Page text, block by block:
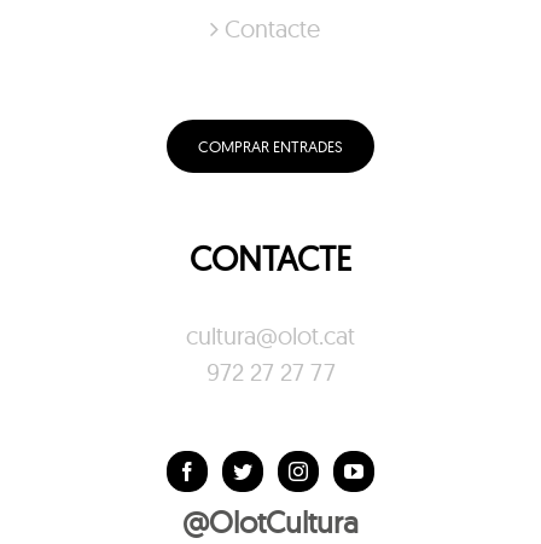
Contacte
COMPRAR ENTRADES
CONTACTE
cultura@olot.cat
972 27 27 77
@OlotCultura